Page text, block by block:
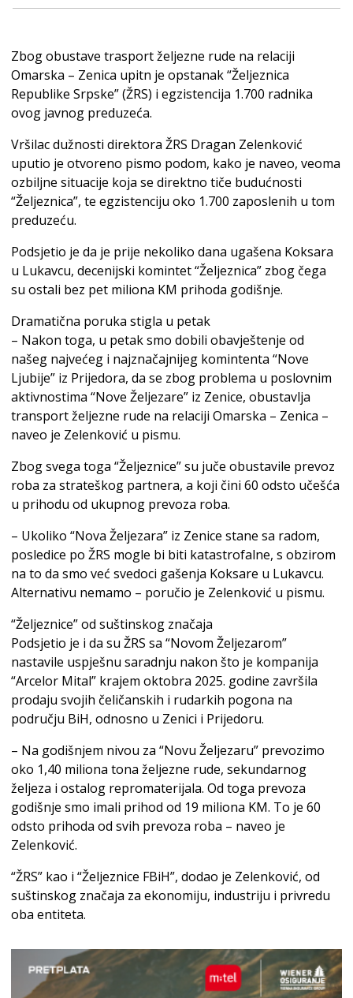
Zbog obustave trasport željezne rude na relaciji
Omarska – Zenica upitn je opstanak “Željeznica
Republike Srpske” (ŽRS) i egzistencija 1.700 radnika
ovog javnog preduzeća.
Vršilac dužnosti direktora ŽRS Dragan Zelenković
uputio je otvoreno pismo podom, kako je naveo, veoma
ozbiljne situacije koja se direktno tiče budućnosti
“Željeznica”, te egzistenciju oko 1.700 zaposlenih u tom
preduzeću.
Podsjetio je da je prije nekoliko dana ugašena Koksara
u Lukavcu, decenijski komintet “Željeznica” zbog čega
su ostali bez pet miliona KM prihoda godišnje.
Dramatična poruka stigla u petak
– Nakon toga, u petak smo dobili obavještenje od
našeg najvećeg i najznačajnijeg komintenta “Nove
Ljubije” iz Prijedora, da se zbog problema u poslovnim
aktivnostima “Nove Željezare” iz Zenice, obustavlja
transport željezne rude na relaciji Omarska – Zenica –
naveo je Zelenković u pismu.
Zbog svega toga “Željeznice” su juče obustavile prevoz
roba za strateškog partnera, a koji čini 60 odsto učešća
u prihodu od ukupnog prevoza roba.
– Ukoliko “Nova Željezara” iz Zenice stane sa radom,
posledice po ŽRS mogle bi biti katastrofalne, s obzirom
na to da smo već svedoci gašenja Koksare u Lukavcu.
Alternativu nemamo – poručio je Zelenković u pismu.
“Željeznice” od suštinskog značaja
Podsjetio je i da su ŽRS sa “Novom Željezarom”
nastavile uspješnu saradnju nakon što je kompanija
“Arcelor Mital” krajem oktobra 2025. godine završila
prodaju svojih čeličanskih i rudarkih pogona na
području BiH, odnosno u Zenici i Prijedoru.
– Na godišnjem nivou za “Novu Željezaru” prevozimo
oko 1,40 miliona tona željezne rude, sekundarnog
željeza i ostalog repromaterijala. Od toga prevoza
godišnje smo imali prihod od 19 miliona KM. To je 60
odsto prihoda od svih prevoza roba – naveo je
Zelenković.
“ŽRS” kao i “Željeznice FBiH”, dodao je Zelenković, od
suštinskog značaja za ekonomiju, industriju i privredu
oba entiteta.